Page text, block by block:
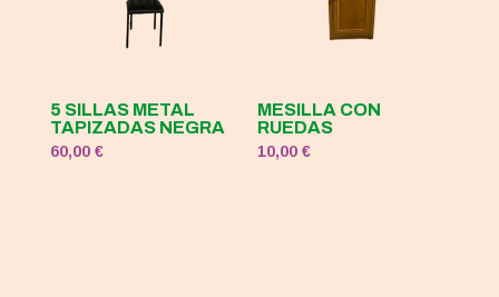
5 SILLAS METAL
TAPIZADAS NEGRA
60,00 €
MESILLA CON
RUEDAS
10,00€